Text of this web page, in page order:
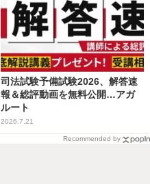
司法試験予備試験2026、解答速
報＆総評動画を無料公開…アガ
ルート
2026.7.21
Recommended by